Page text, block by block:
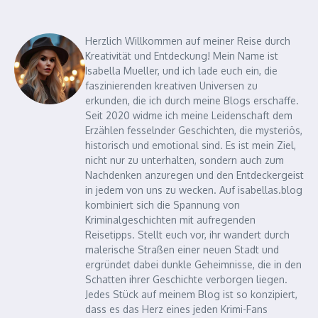
Herzlich Willkommen auf meiner Reise durch
Kreativität und Entdeckung! Mein Name ist
Isabella Mueller, und ich lade euch ein, die
faszinierenden kreativen Universen zu
erkunden, die ich durch meine Blogs erschaffe.
Seit 2020 widme ich meine Leidenschaft dem
Erzählen fesselnder Geschichten, die mysteriös,
historisch und emotional sind. Es ist mein Ziel,
nicht nur zu unterhalten, sondern auch zum
Nachdenken anzuregen und den Entdeckergeist
in jedem von uns zu wecken. Auf isabellas.blog
kombiniert sich die Spannung von
Kriminalgeschichten mit aufregenden
Reisetipps. Stellt euch vor, ihr wandert durch
malerische Straßen einer neuen Stadt und
ergründet dabei dunkle Geheimnisse, die in den
Schatten ihrer Geschichte verborgen liegen.
Jedes Stück auf meinem Blog ist so konzipiert,
dass es das Herz eines jeden Krimi-Fans